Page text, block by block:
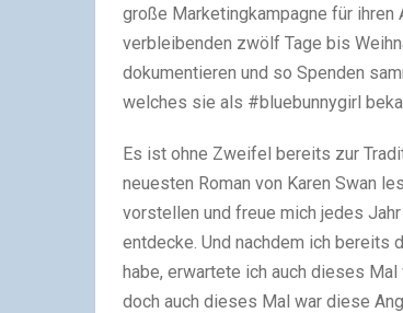
große Marketingkampagne für
verbleibenden zwölf Tage bis
dokumentieren und so Spenden
welches sie als #bluebunnygirl
Es ist ohne Zweifel bereits zur
neuesten Roman von Karen Swan
vorstellen und freue mich jedes
entdecke. Und nachdem ich bereits
habe, erwartete ich auch dieses
doch auch dieses Mal war diese